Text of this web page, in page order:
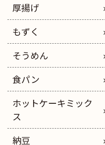
厚揚げ
もずく
そうめん
食パン
ホットケーキミック
ス
納豆